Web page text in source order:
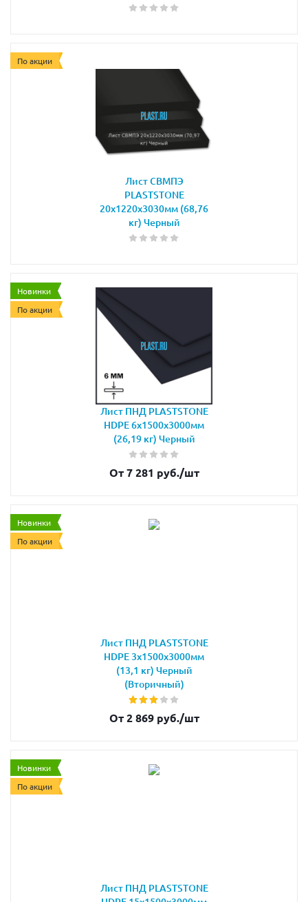
По акции
Лист СВМПЭ
PLASTSTONE
20х1220х3030мм (68,76
кг) Черный
Новинки
По акции
Лист ПНД PLASTSTONE
HDPE 6х1500х3000мм
(26,19 кг) Черный
От 7 281 руб./шт
Новинки
По акции
Лист ПНД PLASTSTONE
HDPE 3х1500х3000мм
(13,1 кг) Черный
(Вторичный)
От 2 869 руб./шт
Новинки
По акции
Лист ПНД PLASTSTONE